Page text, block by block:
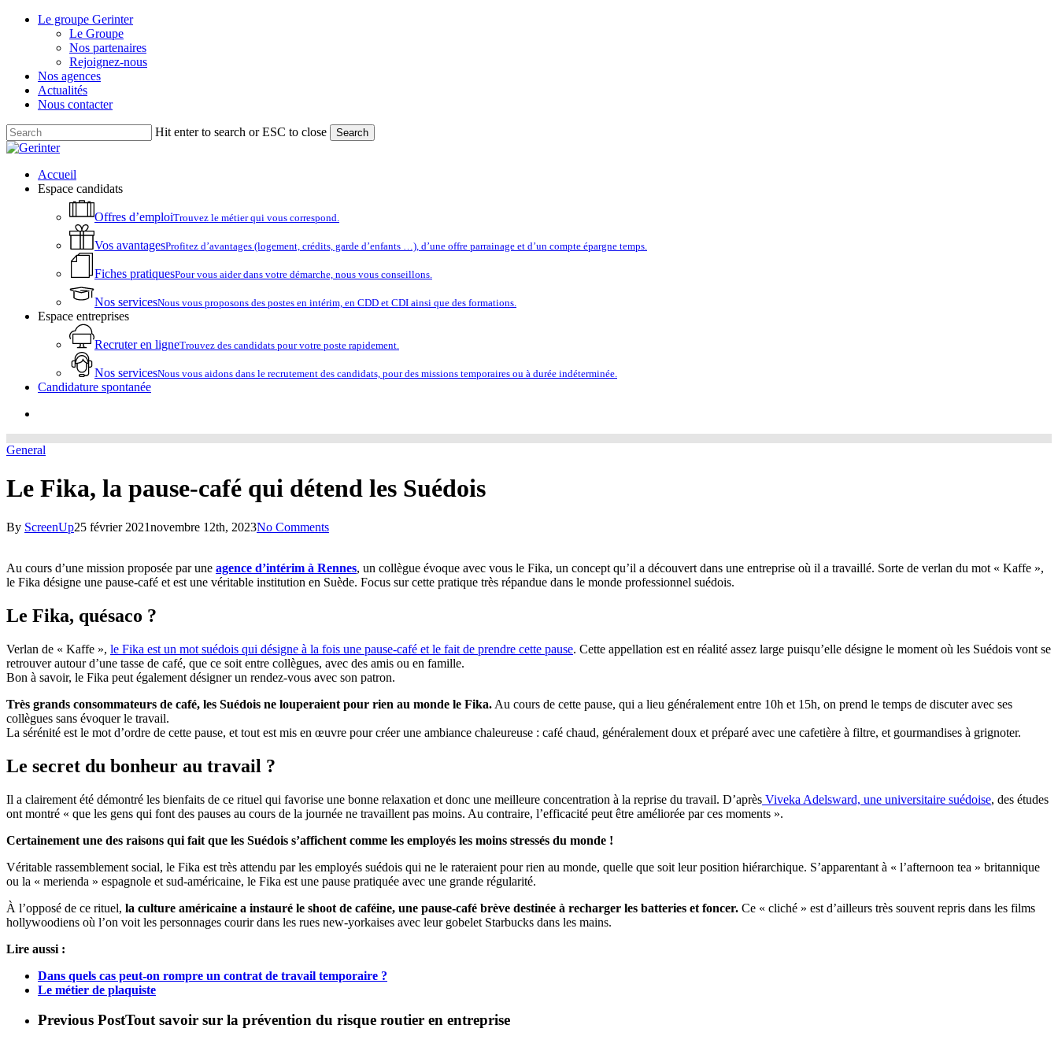
Skip
Le groupe Gerinter
Le Groupe
Nos partenaires
Rejoignez-nous
Nos agences
Actualités
Nous contacter
Hit enter to search or ESC to close Search
Close
account
Menu
Accueil
Espace candidats
Offres d’emploiTrouvez le métier qui vous correspond.
Vos avantagesProfitez d’avantages (logement, crédits, garde d’enfants …), d’une offre parrainage et d’un compte épargne temps.
Fiches pratiquesPour vous aider dans votre démarche, nous vous conseillons.
Nos servicesNous vous proposons des postes en intérim, en CDD et CDI ainsi que des formations.
Espace entreprises
Recruter en ligneTrouvez des candidats pour votre poste rapidement.
Nos servicesNous vous aidons dans le recrutement des candidats, pour des missions temporaires ou à durée indéterminée.
Candidature spontanée
General
Le Fika, la pause-café qui détend les Suédois
By ScreenUp25 février 2021novembre 12th, 2023No Comments
Au cours d’une mission proposée par une agence d’intérim à Rennes, un collègue évoque avec vous le Fika, un concept qu’il a découvert dans une entreprise où il a travaillé. Sorte de verlan du mot « Kaffe »,
le Fika désigne une pause-café et est une véritable institution en Suède. Focus sur cette pratique très répandue dans le monde professionnel suédois.
Le Fika, quésaco ?
Verlan de « Kaffe », le Fika est un mot suédois qui désigne à la fois une pause-café et le fait de prendre cette pause. Cette appellation est en réalité assez large puisqu’elle désigne le moment où les Suédois vont se
retrouver autour d’une tasse de café, que ce soit entre collègues, avec des amis ou en famille.
Bon à savoir, le Fika peut également désigner un rendez-vous avec son patron.
Très grands consommateurs de café, les Suédois ne louperaient pour rien au monde le Fika. Au cours de cette pause, qui a lieu généralement entre 10h et 15h, on prend le temps de discuter avec ses
collègues sans évoquer le travail.
La sérénité est le mot d’ordre de cette pause, et tout est mis en œuvre pour créer une ambiance chaleureuse : café chaud, généralement doux et préparé avec une cafetière à filtre, et gourmandises à grignoter.
Le secret du bonheur au travail ?
Il a clairement été démontré les bienfaits de ce rituel qui favorise une bonne relaxation et donc une meilleure concentration à la reprise du travail. D’après Viveka Adelsward, une universitaire suédoise, des études
ont montré « que les gens qui font des pauses au cours de la journée ne travaillent pas moins. Au contraire, l’efficacité peut être améliorée par ces moments ».
Certainement une des raisons qui fait que les Suédois s’affichent comme les employés les moins stressés du monde !
Véritable rassemblement social, le Fika est très attendu par les employés suédois qui ne le rateraient pour rien au monde, quelle que soit leur position hiérarchique. S’apparentant à « l’afternoon tea » britannique
ou la « merienda » espagnole et sud-américaine, le Fika est une pause pratiquée avec une grande régularité.
À l’opposé de ce rituel, la culture américaine a instauré le shoot de caféine, une pause-café brève destinée à recharger les batteries et foncer. Ce « cliché » est d’ailleurs très souvent repris dans les films
hollywoodiens où l’on voit les personnages courir dans les rues new-yorkaises avec leur gobelet Starbucks dans les mains.
Lire aussi :
Dans quels cas peut-on rompre un contrat de travail temporaire ?
Le métier de plaquiste
Previous PostTout savoir sur la prévention du risque routier en entreprise